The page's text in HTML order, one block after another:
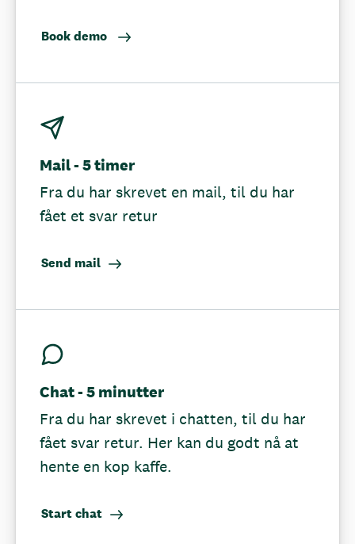
Book demo
Mail - 5 timer
Fra du har skrevet en mail, til du har
fået et svar retur
Send mail
Chat - 5 minutter
Fra du har skrevet i chatten, til du har
fået svar retur. Her kan du godt nå at
hente en kop kaffe.
Start chat